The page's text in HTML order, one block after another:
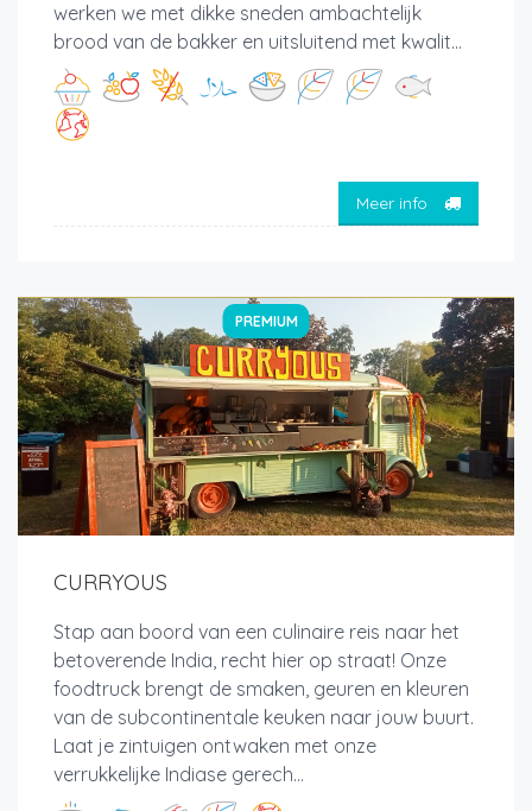
werken we met dikke sneden ambachtelijk
brood van de bakker en uitsluitend met kwalit...
Meer info
PREMIUM
CURRYOUS
Stap aan boord van een culinaire reis naar het
betoverende India, recht hier op straat! Onze
foodtruck brengt de smaken, geuren en kleuren
van de subcontinentale keuken naar jouw buurt.
Laat je zintuigen ontwaken met onze
verrukkelijke Indiase gerech...